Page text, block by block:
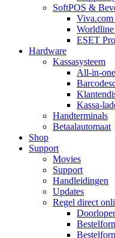
SoftPOS &
Viva.com
ESET
Hardware
Kassasysteem
All-in-
Kassa-
Handterminals
Betaalautomaat
Shop
Support
Movies
Support
Handleidingen
Updates
Regel direct